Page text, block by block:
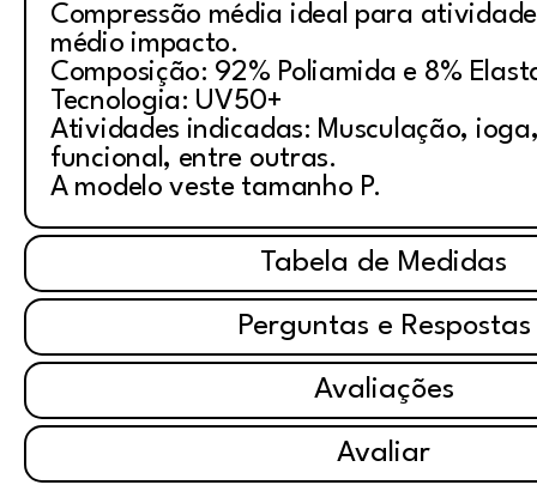
Compressão média ideal para
médio impacto.
Composição: 92% Poliamida e 8%
Tecnologia: UV50+
Atividades indicadas: Musculação,
funcional, entre outras.
A modelo veste tamanho P.
Tabela de Medidas
Perguntas e Respostas
Avaliações
Avaliar